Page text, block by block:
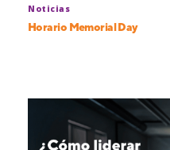
Noticias
Horario Memorial Day